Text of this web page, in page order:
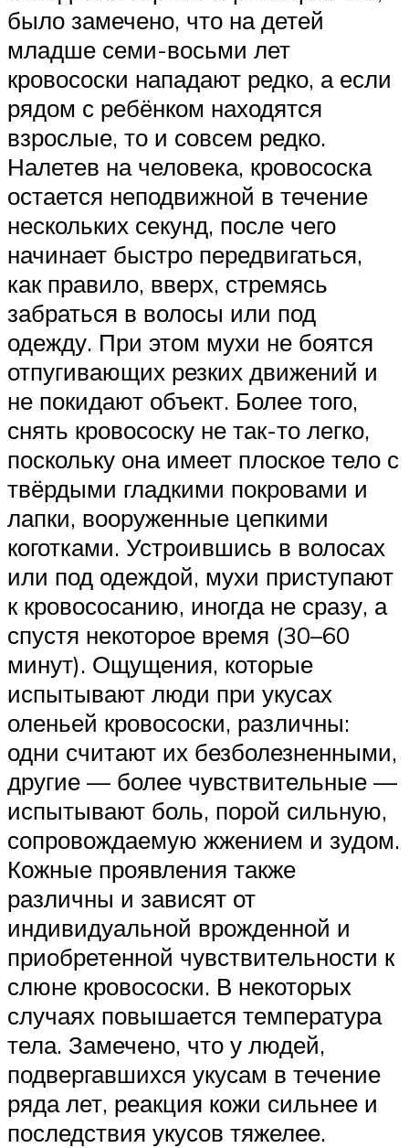
было замечено, что на детей
младше семи-восьми лет
кровососки нападают редко, а если
рядом с ребёнком находятся
взрослые, то и совсем редко.
Налетев на человека, кровососка
остается неподвижной в течение
нескольких секунд, после чего
начинает быстро передвигаться,
как правило, вверх, стремясь
забраться в волосы или под
одежду. При этом мухи не боятся
отпугивающих резких движений и
не покидают объект. Более того,
снять кровососку не так-то легко,
поскольку она имеет плоское тело с
твёрдыми гладкими покровами и
лапки, вооруженные цепкими
коготками. Устроившись в волосах
или под одеждой, мухи приступают
к кровососанию, иногда не сразу, а
спустя некоторое время (30–60
минут). Ощущения, которые
испытывают люди при укусах
оленьей кровососки, различны:
одни считают их безболезненными,
другие — более чувствительные —
испытывают боль, порой сильную,
сопровождаемую жжением и зудом.
Кожные проявления также
различны и зависят от
индивидуальной врожденной и
приобретенной чувствительности к
слюне кровососки. В некоторых
случаях повышается температура
тела. Замечено, что у людей,
подвергавшихся укусам в течение
ряда лет, реакция кожи сильнее и
последствия укусов тяжелее.